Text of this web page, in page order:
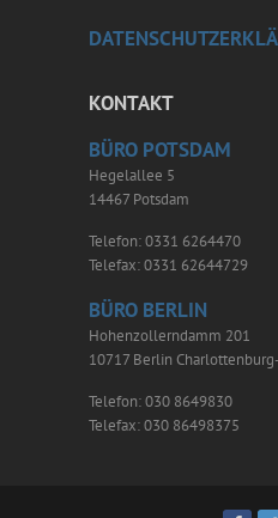
KONTAKT
BÜRO POTSDAM
Hegelallee 5
14467 Potsdam
Telefon: 0331 6264470
Telefax: 0331 62644729
BÜRO BERLIN
Hohenzollerndamm 201
10717 Berlin
Telefon: 030 8649830
Telefax: 030 86498375